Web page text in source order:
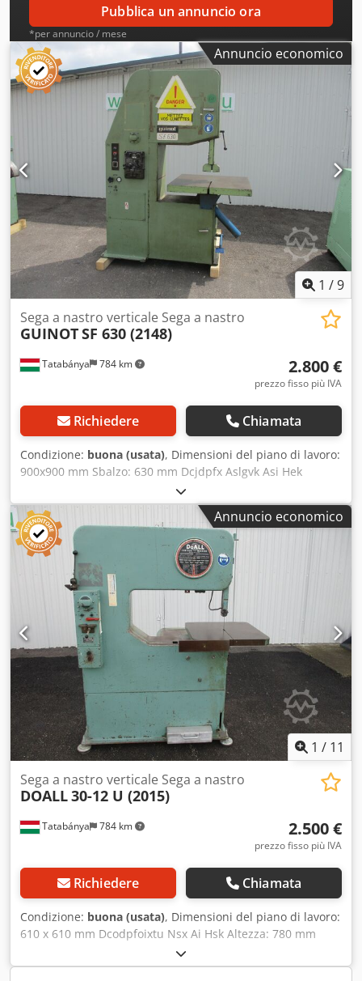
Pubblica un annuncio ora
*per annuncio / mese
Annuncio economico
1 /9
Tatabánya 784 km
Sega a nastro verticale Sega a nastro
GUINOTSF 630 (2148)
2.800 €
prezzo fisso più IVA
Richiedere Chiamata
Condizione: buona (usata), Dimensioni del piano di lavoro:
900x900 mm Sbalzo: 630 mm Dcjdpfx Aslgvk Asi Hek
Annuncio economico
1 / 11
Tatabánya 784 km
Sega a nastro verticale Sega a nastro
DOALL30-12 U (2015)
2.500 €
prezzo fisso più IVA
Richiedere Chiamata
Condizione: buona (usata), Dimensioni del piano di lavoro:
610 x 610 mm Dcodpfoixtu Nsx Ai Hsk Altezza: 780 mm